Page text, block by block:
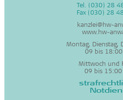
Tel. (030) 28
Fax (030) 28
kanzlei@hw-
www.hw-
Montag, Dienstag,
09 bis
Mittwoch und
09 bis 15:00